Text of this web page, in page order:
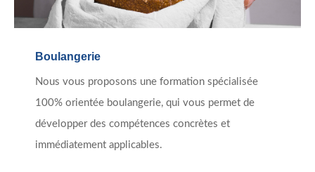
Boulangerie
Nous vous proposons une formation spécialisée
100% orientée boulangerie, qui vous permet de
développer des compétences concrètes et
immédiatement applicables.